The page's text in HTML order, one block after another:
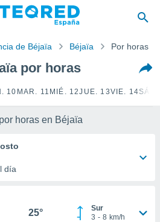
de Béjaïa Béjaïa Por horas
por horas
10 MAR. 11 MIÉ. 12JUE. 13VIE. 14
horas en Béjaïa
día
25°
Sur
3 - 8 km/h